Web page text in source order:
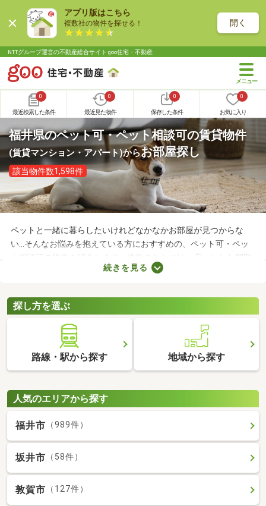
アプリ版はこちら
複数社の物件を探せる！ 開く
NTTグループ運営の不動産総合サイト goo住宅・不動産
0
最近検索した条件
0
最近見た物件
0
保存した条件
0
お気に入り
福井県のペット可・ペット相談可の賃貸物件
(賃貸マンション・アパート)からお部屋探し
該当物件数1,598件
ペットと一緒に暮らしたいけれどなかなかお部屋が見つからな
い…そんなお悩みを抱えている方におすすめの、ペット可・ペッ
ト相談可の物件を紹介します。物件のなかには、広々とした間取
りや新しい設備を備えているお部屋もあります。人とペットが安
できるお部屋を探してみてくださいね。
続きを見る
探し方を選ぶ
路線・駅から探す 地域から探す
人気のエリアから探す
福井市 （989件）
坂井市 （58件）
敦賀市 （127件）